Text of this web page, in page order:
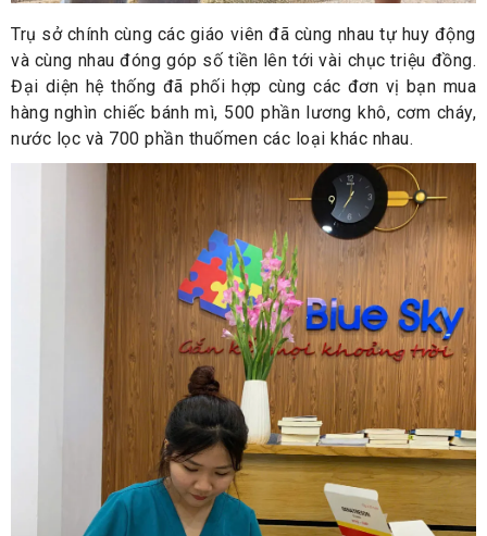
Trụ sở chính cùng các giáo viên đã cùng nhau tự huy động
và cùng nhau đóng góp số tiền lên tới vài chục triệu đồng.
Đại diện hệ thống đã phối hợp cùng các đơn vị bạn mua
hàng nghìn chiếc bánh mì, 500 phần lương khô, cơm cháy,
nước lọc và 700 phần thuốmen các loại khác nhau.